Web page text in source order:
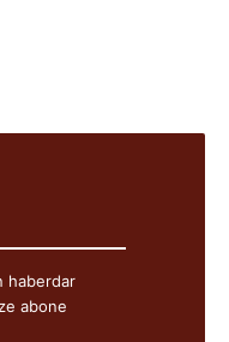
haberdar
abone